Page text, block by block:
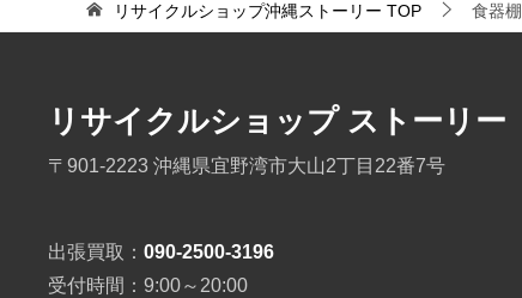
リサイクルショップ沖縄ストーリー TOP 食器棚
リサイクルショップ ストーリー
〒901-2223 沖縄県宜野湾市大山2丁目22番7号
出張買取： 090-2500-3196
受付時間：9:00～20:00